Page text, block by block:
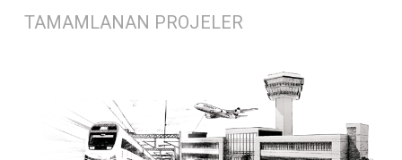
TAMAMLANAN PROJELER